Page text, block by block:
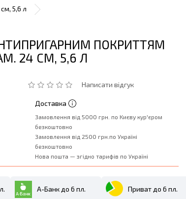
5,6 л
ПОКРИТТЯМ
24 СМ, 5,6 Л
Написати відгук
Доставка
Замовлення від 5000 грн. по Києву кур'єром
безкоштовно
Замовлення від 2500 грн.по Україні
безкоштовно
Нова пошта — згідно тарифів по Україні
А-Банк до 6 пл. Приват до 6 пл.